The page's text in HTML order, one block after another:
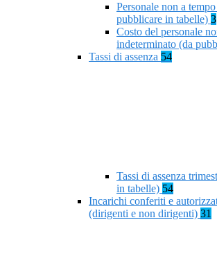
Personale non a
pubblicare in tabelle) 3
Costo del personale
indeterminato (da
Tassi di assenza 54
Tassi di assenza
in tabelle) 54
Incarichi conferiti e
(dirigenti e non dirigenti) 31